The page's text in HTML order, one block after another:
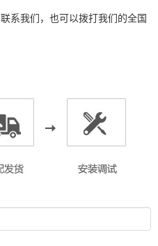
联系我们，也可以拨打我们的全国